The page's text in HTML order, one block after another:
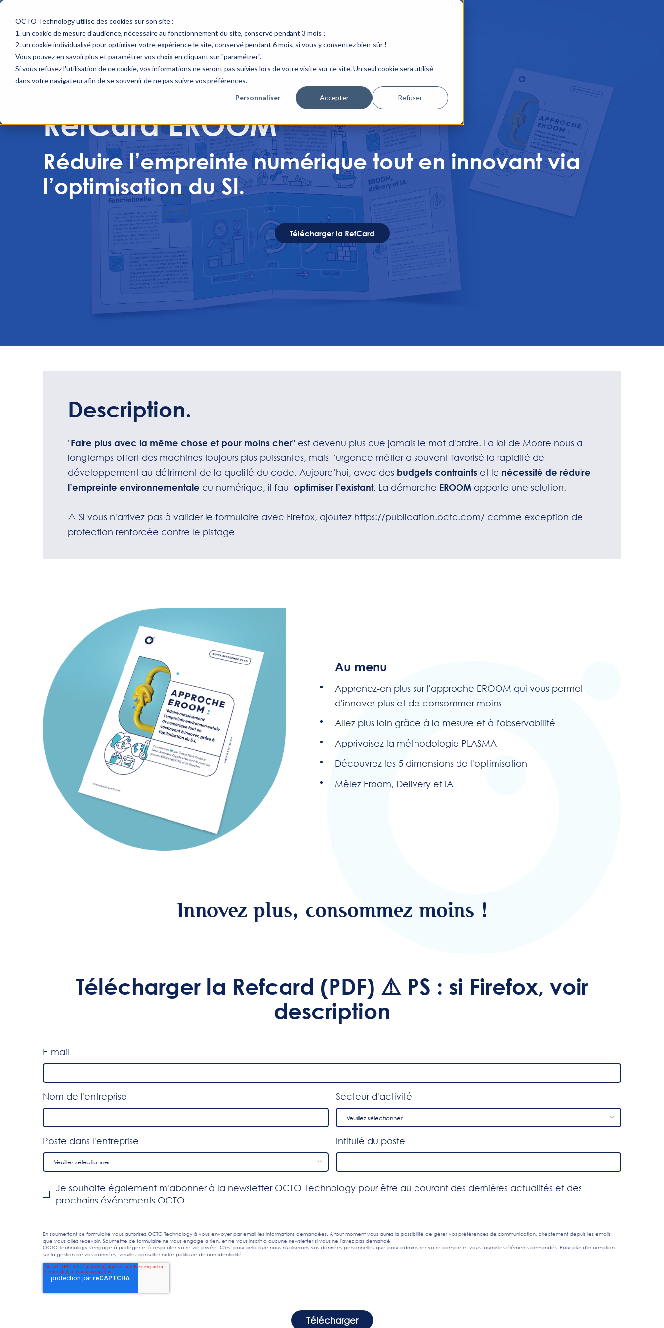
OCTO Technology utilise des cookies sur son site :
un cookie de mesure d'audience, nécessaire au fonctionnement du site, conservé pendant 3 mois ;
un cookie individualisé pour optimiser votre expérience le site, conservé pendant 6 mois, si vous y consentez bien-sûr !
Vous pouvez en savoir plus et paramétrer vos choix en cliquant sur "paramétrer".
Si vous refusez l'utilisation de ce cookie, vos informations ne seront pas suivies lors de votre visite sur ce site. Un seul cookie sera utilisé
dans votre navigateur afin de se souvenir de ne pas suivre vos préférences.
Personnaliser Accepter Refuser
RefCard EROOM
Réduire l’empreinte numérique tout en innovant via
l’optimisation du SI.
Télécharger la RefCard
Description.
"Faire plus avec la même chose et pour moins cher" est devenu plus que jamais le mot d'ordre. La loi de Moore nous a
longtemps offert des machines toujours plus puissantes, mais l’urgence métier a souvent favorisé la rapidité de
développement au détriment de la qualité du code. Aujourd’hui, avec des budgets contraints et la nécessité de réduire
l’empreinte environnementale du numérique, il faut optimiser l’existant. La démarche EROOM apporte une solution.
⚠️ Si vous n'arrivez pas à valider le formulaire avec Firefox, ajoutez https://publication.octo.com/ comme exception de
protection renforcée contre le pistage
Au menu
Apprenez-en plus sur l'approche EROOM qui vous permet
d'innover plus et de consommer moins
Allez plus loin grâce à la mesure et à l'observabilité
Apprivoisez la méthodologie PLASMA
Découvrez les 5 dimensions de l'optimisation
Mêlez Eroom, Delivery et IA
Innovez plus, consommez moins !
Télécharger la Refcard (PDF) ⚠️ PS : si Firefox, voir
description
E-mail
Nom de l'entreprise Secteur d'activité
Poste dans l'entreprise Intitulé du poste
Je souhaite également m'abonner à la newsletter OCTO Technology pour être au courant des dernières actualités et des
prochains événements OCTO.
En soumettant ce formulaire vous autorisez OCTO Technology à vous envoyer par email les informations demandées. A tout moment vous aurez la possibilité de gérer vos préférences de communication, directement depuis les emails
que vous allez recevoir. Soumettre ce formulaire ne vous engage à rien, et ne vous inscrit à aucune newsletter si vous ne l'avez pas demandé.
OCTO Technology s'engage à protéger et à respecter votre vie privée. C'est pour cela que nous n'utiliserons vos données personnelles que pour administrer votre compte et vous fournir les éléments demandés. Pour plus d'information
sur la gestion de vos données, veuillez consulter notre politique de confidentialité.